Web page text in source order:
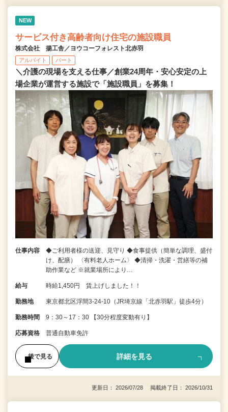
NEW
サービス付き高齢者向け住宅の施設職員
株式会社 揚工舎／ヨウコーフォレスト北赤羽
アルバイト パート
＼介護の現場を支える仕事／創業24周年・安心安定の上
場企業が運営する施設で「施設職員」を募集！
仕事内容
◆ご利用者様の送迎、見守り ◆食事提供（簡単な調理、盛付
け、配膳） 〈有料老人ホーム〉 ◆清掃・洗濯・営繕等の補
助作業など ※就業場所により…
給与 時給1,450円 賃上げしました！！
勤務地 東京都北区浮間3-24-10（JR埼京線「北赤羽駅」徒歩4分）
勤務時間 9：30～17：30 【30分程度変動有り】
応募資格 普通自動車免許
後で見る 詳細を見る
更新日： 2026/07/28 掲載終了日： 2026/10/31